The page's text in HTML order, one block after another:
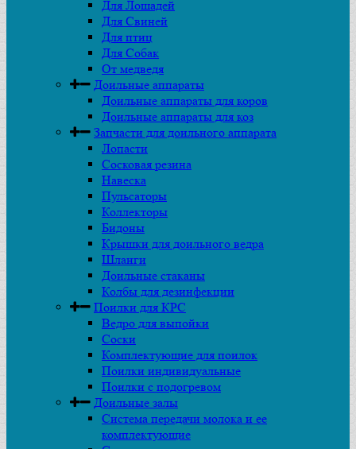
Для Лошадей
Для Свиней
Для птиц
Для Собак
От медведя
Доильные аппараты
Доильные аппараты для коров
Доильные аппараты для коз
Запчасти для доильного аппарата
Лопасти
Сосковая резина
Навеска
Пульсаторы
Коллекторы
Бидоны
Крышки для доильного ведра
Шланги
Доильные стаканы
Колбы для дезинфекции
Поилки для КРС
Ведро для выпойки
Соски
Комплектующие для поилок
Поилки индивидуальные
Поилки с подогревом
Доильные залы
Система передачи молока и ее
комплектующие